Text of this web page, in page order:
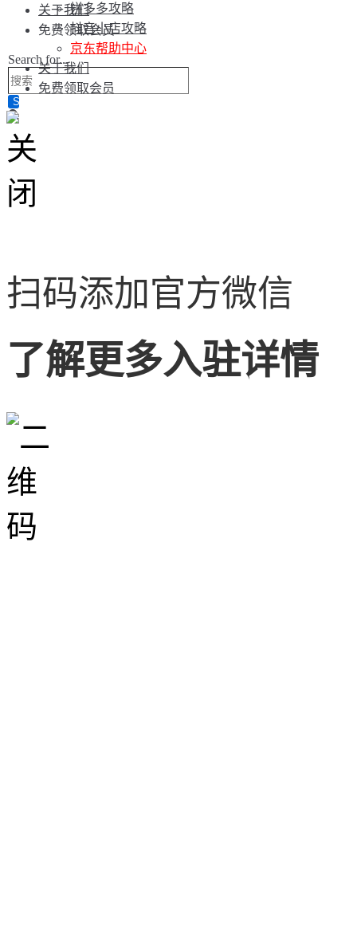
关于我们
免费领取会员
Search for...
拼多多攻略
抖音小店攻略
京东帮助中心
关于我们
免费领取会员
扫码添加官方微信
了解更多入驻详情